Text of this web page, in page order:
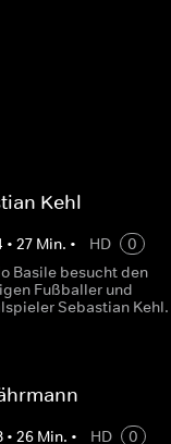
Kehl
• 27Min. • HD
0
Basile besucht den
Fußballer und
Sebastian Kehl.
• 26Min. • HD
0